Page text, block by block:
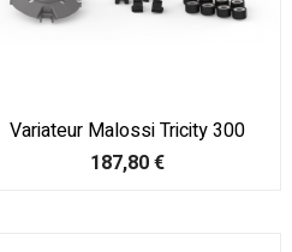
Variateur Malossi Tricity 300
Prix
187,80 €